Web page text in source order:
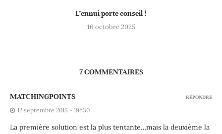
L’ennui porte conseil !
16 octobre 2025
7 COMMENTAIRES
MATCHINGPOINTS
12 septembre 2015 - 19h30
La première solution est la plus tentante…mais la deuxième la
RÉPONDRE